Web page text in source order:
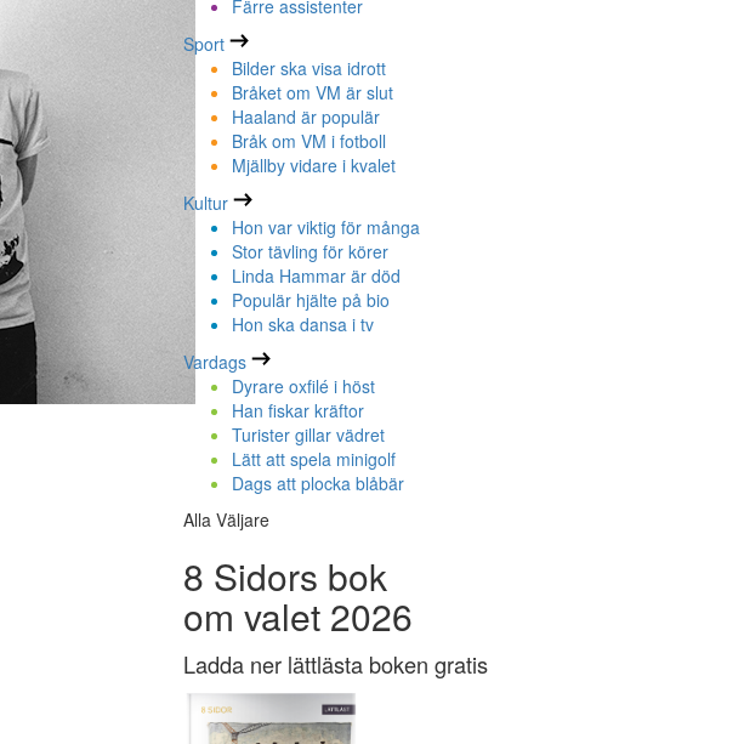
Färre assistenter
Sport
Bilder ska visa idrott
Bråket om VM är slut
Haaland är populär
Bråk om VM i fotboll
Mjällby vidare i kvalet
Kultur
Hon var viktig för många
Stor tävling för körer
Linda Hammar är död
Populär hjälte på bio
Hon ska dansa i tv
Vardags
Dyrare oxfilé i höst
Han fiskar kräftor
Turister gillar vädret
Lätt att spela minigolf
Dags att plocka blåbär
Alla Väljare
8 Sidors bok
om valet 2026
Ladda ner lättlästa boken gratis